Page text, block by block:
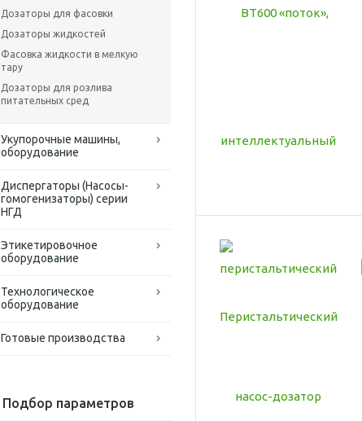
Дозаторы для фасовки
Дозаторы жидкостей
Фасовка жидкости в мелкую
тару
Дозаторы для розлива
питательных сред
Укупорочные машины,
оборудование
Диспергаторы (Насосы-
гомогенизаторы) серии
НГД
Этикетировочное
оборудование
Технологическое
оборудование
Готовые производства
Подбор параметров